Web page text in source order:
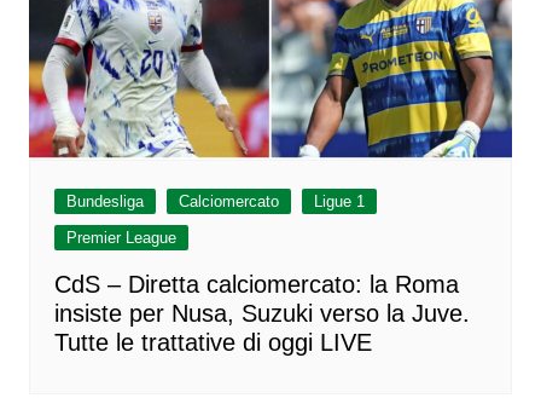
Bundesliga Calciomercato
Ligue 1
Premier League
CdS – Diretta calciomercato: la Roma
insiste per Nusa, Suzuki verso la Juve.
Tutte le trattative di oggi LIVE